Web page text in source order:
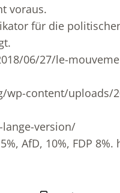
voraus.
für die
06/27/le-
content/uploads/
version/
AfD, 10%, FDP